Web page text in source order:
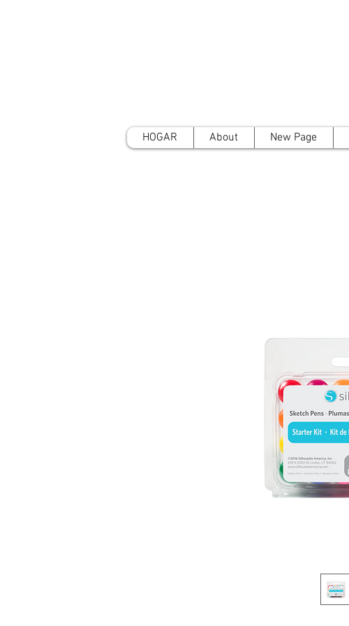
HOGAR About New Page